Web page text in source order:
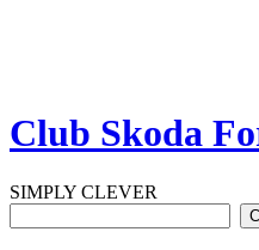
Club Skoda
SIMPLY CLEVER